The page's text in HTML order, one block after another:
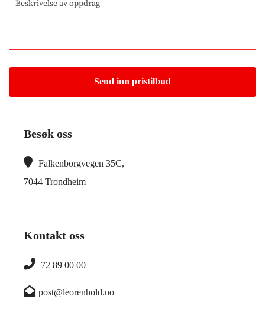
Besøk oss
 Falkenborgvegen 35C,
7044 Trondheim
Kontakt oss
 72 89 00 00
 post@leorenhold.no